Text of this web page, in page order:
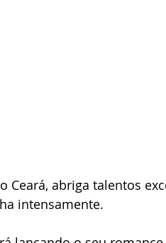
Ceará, abriga talentos
intensamente.